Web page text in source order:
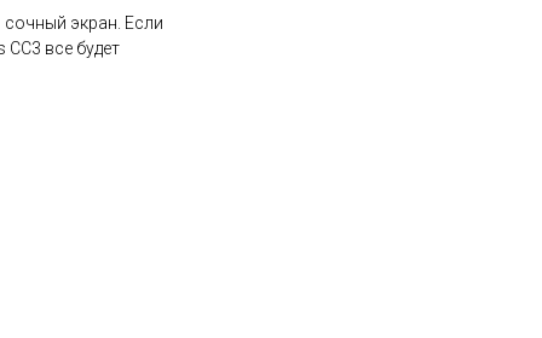
сочный экран. Если
все будет